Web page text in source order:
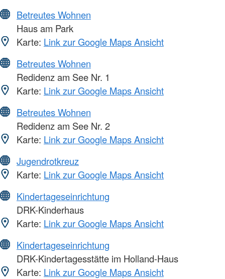
Betreutes Wohnen
Haus am Park
Karte: Link zur Google Maps Ansicht
Betreutes Wohnen
Redidenz am See Nr. 1
Karte: Link zur Google Maps Ansicht
Betreutes Wohnen
Redidenz am See Nr. 2
Karte: Link zur Google Maps Ansicht
Jugendrotkreuz
Karte: Link zur Google Maps Ansicht
Kindertageseinrichtung
DRK-Kinderhaus
Karte: Link zur Google Maps Ansicht
Kindertageseinrichtung
DRK-Kindertagesstätte im Holland-Haus
Karte: Link zur Google Maps Ansicht